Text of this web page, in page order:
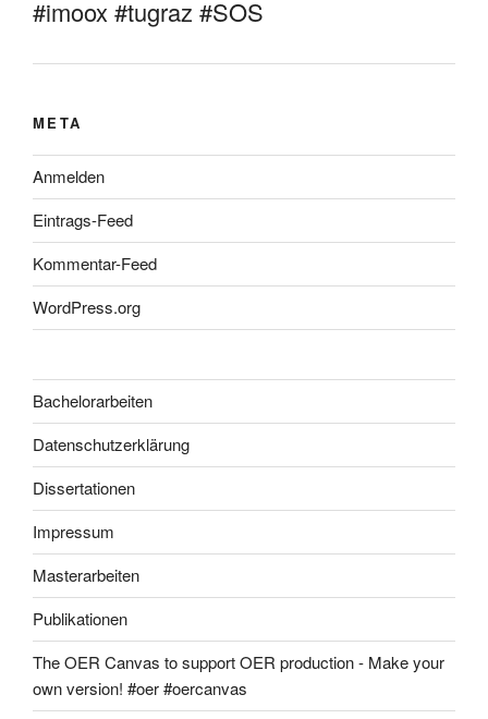
#imoox #tugraz #SOS
META
Anmelden
Eintrags-Feed
Kommentar-Feed
WordPress.org
Bachelorarbeiten
Datenschutzerklärung
Dissertationen
Impressum
Masterarbeiten
Publikationen
The OER Canvas to support OER production - Make your
own version! #oer #oercanvas